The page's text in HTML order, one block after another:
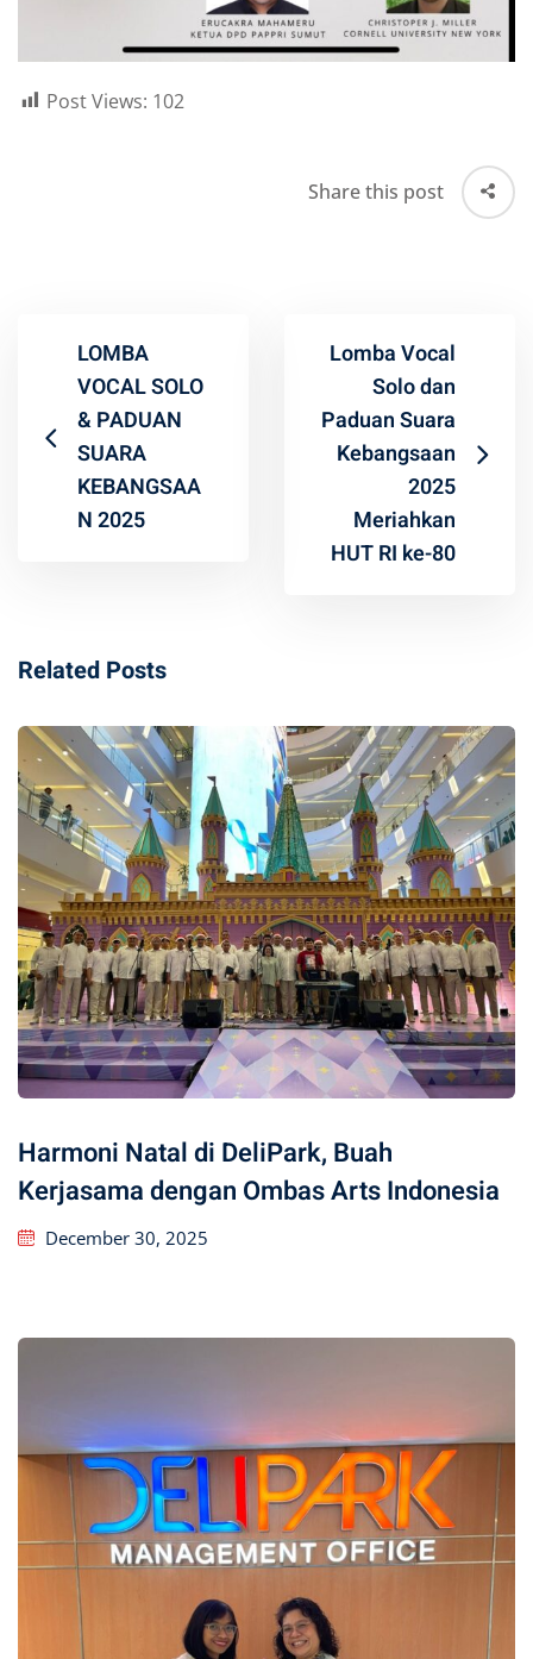
Post Views: 102
Share this post
LOMBA
VOCAL SOLO
& PADUAN
SUARA
KEBANGSAA
N 2025
Lomba Vocal
Solo dan
Paduan Suara
Kebangsaan
2025
Meriahkan
HUT RI ke-80
Related Posts
Harmoni Natal di DeliPark, Buah
Kerjasama dengan Ombas Arts Indonesia
December 30, 2025